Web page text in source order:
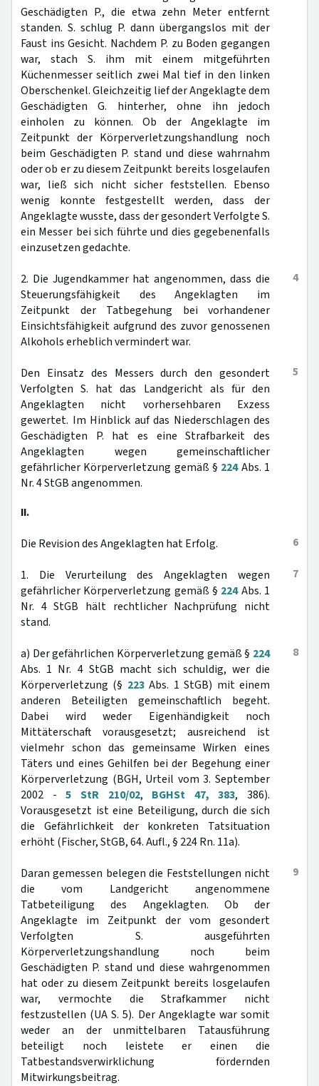
Geschädigten P., die etwa zehn Meter entfernt
standen. S. schlug P. dann übergangslos mit der
Faust ins Gesicht. Nachdem P. zu Boden gegangen
war, stach S. ihm mit einem mitgeführten
Küchenmesser seitlich zwei Mal tief in den linken
Oberschenkel. Gleichzeitig lief der Angeklagte dem
Geschädigten G. hinterher, ohne ihn jedoch
einholen zu können. Ob der Angeklagte im
Zeitpunkt der Körperverletzungshandlung noch
beim Geschädigten P. stand und diese wahrnahm
oder ob er zu diesem Zeitpunkt bereits losgelaufen
war, ließ sich nicht sicher feststellen. Ebenso
wenig konnte festgestellt werden, dass der
Angeklagte wusste, dass der gesondert Verfolgte S.
ein Messer bei sich führte und dies gegebenenfalls
einzusetzen gedachte.
4
2. Die Jugendkammer hat angenommen, dass die
Steuerungsfähigkeit des Angeklagten im
Zeitpunkt der Tatbegehung bei vorhandener
Einsichtsfähigkeit aufgrund des zuvor genossenen
Alkohols erheblich vermindert war.
5
Den Einsatz des Messers durch den gesondert
Verfolgten S. hat das Landgericht als für den
Angeklagten nicht vorhersehbaren Exzess
gewertet. Im Hinblick auf das Niederschlagen des
Geschädigten P. hat es eine Strafbarkeit des
Angeklagten wegen gemeinschaftlicher
gefährlicher Körperverletzung gemäß § 224Abs. 1
Nr. 4 StGB angenommen.
II.
6
Die Revision des Angeklagten hat Erfolg.
7
1. Die Verurteilung des Angeklagten wegen
gefährlicher Körperverletzung gemäß § 224Abs. 1
Nr. 4 StGB hält rechtlicher Nachprüfung nicht
stand.
8
a) Der gefährlichen Körperverletzung gemäß § 224
Abs. 1 Nr. 4 StGB macht sich schuldig, wer die
Körperverletzung (§ 223Abs. 1 StGB) mit einem
anderen Beteiligten gemeinschaftlich begeht.
Dabei wird weder Eigenhändigkeit noch
Mittäterschaft vorausgesetzt; ausreichend ist
vielmehr schon das gemeinsame Wirken eines
Täters und eines Gehilfen bei der Begehung einer
Körperverletzung (BGH, Urteil vom 3. September
2002 -5 StR 210/02, BGHSt 47, 383, 386).
Vorausgesetzt ist eine Beteiligung, durch die sich
die Gefährlichkeit der konkreten Tatsituation
erhöht (Fischer, StGB, 64. Aufl., § 224 Rn. 11a).
9
Daran gemessen belegen die Feststellungen nicht
die vom Landgericht angenommene
Tatbeteiligung des Angeklagten. Ob der
Angeklagte im Zeitpunkt der vom gesondert
Verfolgten S. ausgeführten
Körperverletzungshandlung noch beim
Geschädigten P. stand und diese wahrgenommen
hat oder zu diesem Zeitpunkt bereits losgelaufen
war, vermochte die Strafkammer nicht
festzustellen (UA S. 5). Der Angeklagte war somit
weder an der unmittelbaren Tatausführung
beteiligt noch leistete er einen die
Tatbestandsverwirklichung fördernden
Mitwirkungsbeitrag.